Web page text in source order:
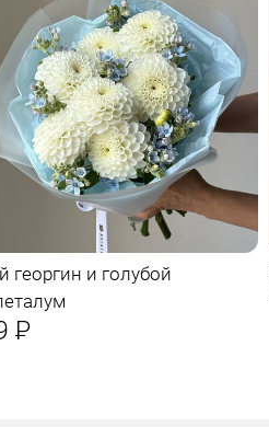
георгин и голубой
Р